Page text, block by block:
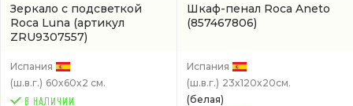
Зеркало с подсветкой
Roca Luna (артикул
ZRU9307557)
Испания
(ш.в.г.) 60x60x2 см.
Шкаф-пенал Roca Aneto
(857467806)
Испания
(ш.в.г.) 23x120x20см.
(белая)